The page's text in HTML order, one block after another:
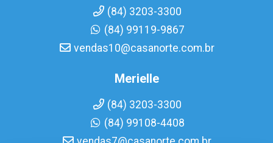
(84) 3203-3300
(84) 99119-9867
vendas10@casanorte.com.br
Merielle
(84) 3203-3300
(84) 99108-4408